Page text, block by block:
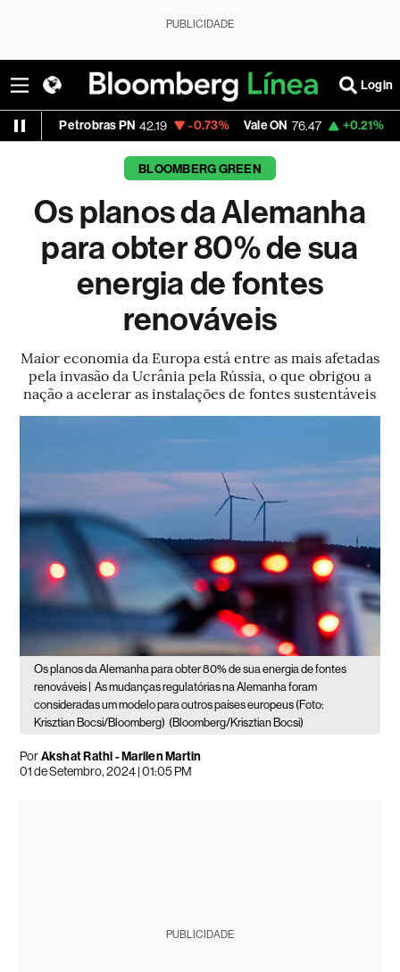
PUBLICIDADE
Login
42.19 -0.73% Vale ON 76.47 +0.21% Itaú PN 42.92
BLOOMBERG GREEN
Os planos da Alemanha
para obter 80% de sua
energia de fontes
renováveis
Maior economia da Europa está entre as mais afetadas
pela invasão da Ucrânia pela Rússia, o que obrigou a
nação a acelerar as instalações de fontes sustentáveis
Os planos da Alemanha para obter 80% de sua energia de fontes
renováveis |
As mudanças regulatórias na Alemanha foram
consideradas um modelo para outros países europeus (Foto:
Krisztian Bocsi/Bloomberg) (Bloomberg/Krisztian Bocsi)
PorAkshat Rathi - Marilen Martin
01 de Setembro, 2024 | 01:05 PM
PUBLICIDADE